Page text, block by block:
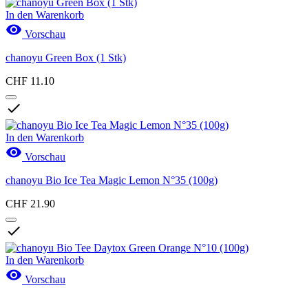
In den Warenkorb
 Vorschau
chanoyu Green Box (1 Stk)
CHF 11.10

In den Warenkorb
 Vorschau
chanoyu Bio Ice Tea Magic Lemon N°35 (100g)
CHF 21.90

In den Warenkorb
 Vorschau